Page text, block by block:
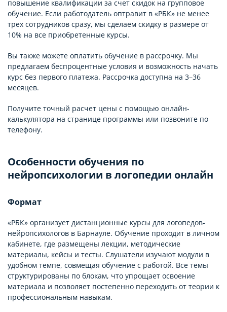
повышение квалификации за счет скидок на групповое
обучение. Если работодатель оптравит в «РБК» не менее
трех сотрудников сразу, мы сделаем скидку в размере от
10% на все приобретенные курсы.
Вы также можете оплатить обучение в рассрочку. Мы
предлагаем беспроцентные условия и возможность начать
курс без первого платежа. Рассрочка доступна на 3–36
месяцев.
Получите точный расчет цены с помощью онлайн-
калькулятора на странице программы или позвоните по
телефону.
Особенности обучения по
нейропсихологии в логопедии онлайн
Формат
«РБК» организует дистанционные курсы для логопедов-
нейропсихологов в Барнауле. Обучение проходит в личном
кабинете, где размещены лекции, методические
материалы, кейсы и тесты. Слушатели изучают модули в
удобном темпе, совмещая обучение с работой. Все темы
структурированы по блокам, что упрощает освоение
материала и позволяет постепенно переходить от теории к
профессиональным навыкам.